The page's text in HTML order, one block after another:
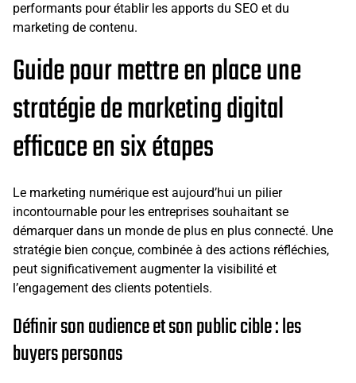
performants pour établir les apports du SEO et du
marketing de contenu.
Guide pour mettre en place une
stratégie de marketing digital
efficace en six étapes
Le marketing numérique est aujourd’hui un pilier
incontournable pour les entreprises souhaitant se
démarquer dans un monde de plus en plus connecté. Une
stratégie bien conçue, combinée à des actions réfléchies,
peut significativement augmenter la visibilité et
l’engagement des clients potentiels.
Définir son audience et son public cible : les
buyers personas